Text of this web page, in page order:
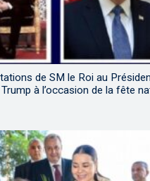
de SM le Roi au
à l’occasion de la fête